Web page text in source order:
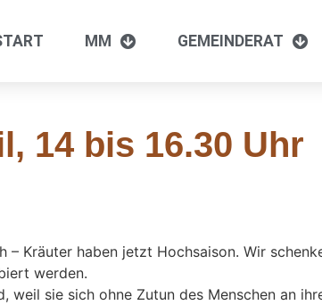
MM GEMEINDERAT
14 bis 16.30 Uhr
Kräuter haben jetzt Hochsaison. Wir
werden.
sie sich ohne Zutun des Menschen an